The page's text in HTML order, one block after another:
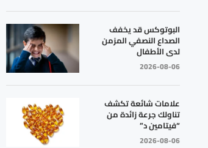
البوتوكس قد يخفف
الصداع النصفي المزمن
لدى الأطفال
2026-08-06
علامات شائعة تكشف
تناولك جرعة زائدة من
“فيتامين د”
2026-08-06